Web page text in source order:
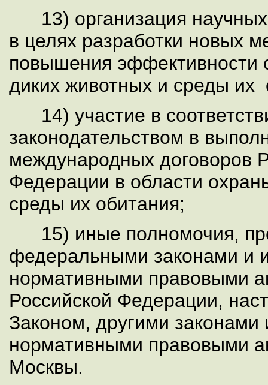
13) организация
в целях разработки новых
повышения эффективности
диких животных и среды их
14) участие в
законодательством в
международных договоров
Федерации в области
среды их обитания;
15) иные полномочия,
федеральными законами и
нормативными правовыми
Российской Федерации,
Законом, другими
нормативными правовыми
Москвы.